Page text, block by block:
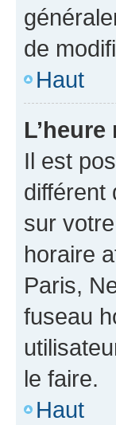
de
Haut
Il est
différent
sur
horaire
Paris,
fuseau
le faire.
Haut